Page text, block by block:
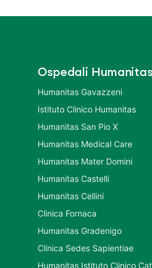
Ospedali
Humanitas Gavazzeni
Istituto Clinico Humanitas
Humanitas San Pio X
Humanitas Medical Care
Humanitas Mater Domini
Humanitas Castelli
Humanitas Cellini
Clinica Fornaca
Humanitas Gradenigo
Clinica Sedes Sapientiae
Humanitas Istituto Clinico